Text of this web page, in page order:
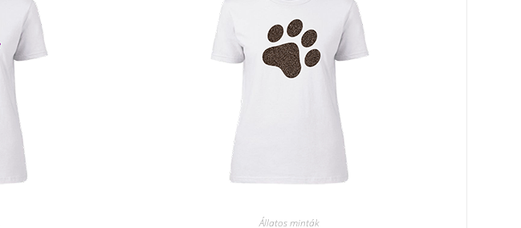
Állatos minták